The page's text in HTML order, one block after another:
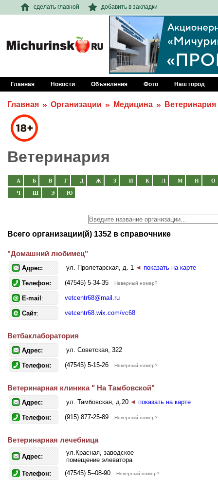
сделать главной добавить в закладки
Главная Новости Объявления Фото Наш город
Главная Организации Медицина Ветеринария
Ветеринария
А Б В Г Д Ж З И К Л М Н О
Ч Ш Э Ю
Всего организации(й) 1352 в справочнике
"Домашний любимец"
Адрес: ул. Пролетарская, д. 1 ◄ показать на карте
Телефон: (47545) 5-34-35 Неверный номер?
E-mail : vetcentr68@mail.ru
Сайт: vetcentr68.wix.com/vc68
Ветбаклаборатория
Адрес: ул. Советская, 322
Телефон: (47545) 5-15-26 Неверный номер?
Ветеринарная клиника " На Тамбовской"
Адрес: ул. Тамбовская, д.20 ◄ показать на карте
Телефон: (915) 877-25-89 Неверный номер?
Ветеринарная лечебница
Адрес:
ул.Красная, заводское
помещение элеватора
Телефон:
(47545) 5--08-90 Неверный номер?